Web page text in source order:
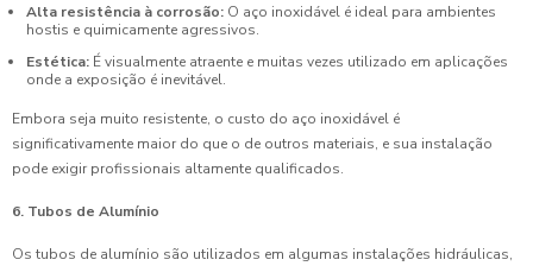
Alta resistência à corrosão: O aço inoxidável é ideal para ambientes
hostis e quimicamente agressivos.
Estética: É visualmente atraente e muitas vezes utilizado em aplicações
onde a exposição é inevitável.
Embora seja muito resistente, o custo do aço inoxidável é
significativamente maior do que o de outros materiais, e sua instalação
pode exigir profissionais altamente qualificados.
6. Tubos de Alumínio
Os tubos de alumínio são utilizados em algumas instalações hidráulicas,